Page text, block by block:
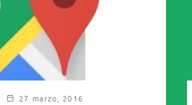
27 marzo, 2016